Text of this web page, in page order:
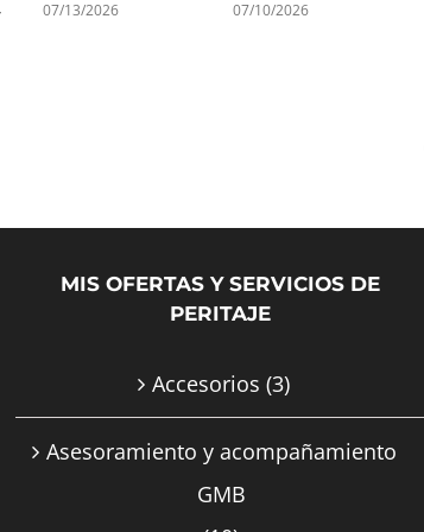
tipos e impacto
web
MIS OFERTAS Y SERVICIOS DE
PERITAJE
Accesorios (3)
Asesoramiento y acompañamiento
GMB